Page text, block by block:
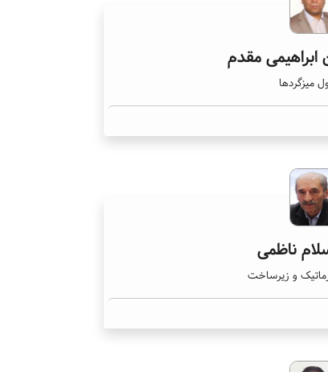
مقدم
میزگردها
ناظمی
و زیرساخت